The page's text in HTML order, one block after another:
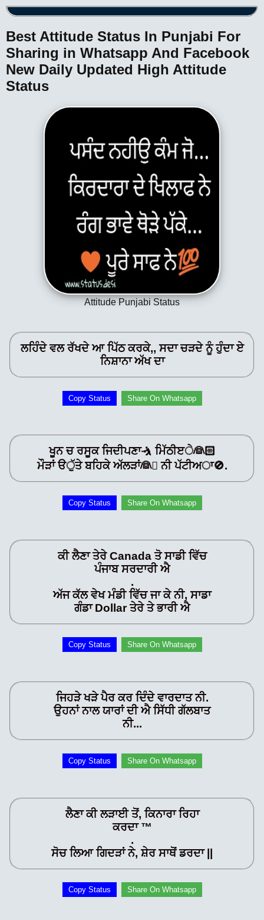
Best Attitude Status In Punjabi For
Sharing in Whatsapp And Facebook
New Daily Updated High Attitude
Status
Attitude Punjabi Status
ਲਹਿੰਦੇ ਵਲ ਰੱਖਦੇ ਆ ਪਿੱਠ ਕਰਕੇ,, ਸਦਾ ਚੜਦੇ ਨੂੰ ਹੁੰਦਾ ਏ
ਨਿਸ਼ਾਨਾ ਅੱਖ ਦਾ
Copy Status Share On Whatsapp
ਖੂਨ ਚ ਰਸੂਕ ਜਿਦੀਪਣਾ🤺 ਮਿੱਠੀੲੇ👰🏻
ਮੌੜਾਂ ੳੁੱਤੇ ਬਹਿਕੇ ਅੱਲੜਾਂ👰 ਨੀ ਪੱਟੀਅਾ🚫.
Copy Status Share On Whatsapp
ਕੀ ਲੈਣਾ ਤੇਰੇ Canada ਤੋ ਸਾਡੀ ਵਿੱਚ
ਪੰਜਾਬ ਸਰਦਾਰੀ ਐ
.
ਅੱਜ ਕੱਲ ਵੇਖ ਮੰਡੀ ਵਿੱਚ ਜਾ ਕੇ ਨੀ, ਸਾਡਾ
ਗੰਡਾ Dollar ਤੇਰੇ ਤੇ ਭਾਰੀ ਐ
Copy Status Share On Whatsapp
ਜਿਹੜੇ ਖੜੇ ਪੈਰ ਕਰ ਦਿੰਦੇ ਵਾਰਦਾਤ ਨੀ.
ਉਹਨਾਂ ਨਾਲ ਯਾਰਾਂ ਦੀ ਐ ਸਿੱਧੀ ਗੱਲਬਾਤ
ਨੀ...
Copy Status Share On Whatsapp
ਲੈਣਾ ਕੀ ਲੜਾਈ ਤੋਂ, ਕਿਨਾਰਾ ਰਿਹਾ
ਕਰਦਾ ™
.
ਸੋਚ ਲਿਆ ਗਿਦੜਾਂ ਨੇ, ਸ਼ੇਰ ਸਾਥੋਂ ਡਰਦਾ ||
Copy Status Share On Whatsapp